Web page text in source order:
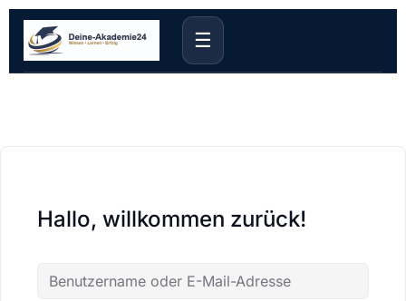
☰
Hallo, willkommen zurück!